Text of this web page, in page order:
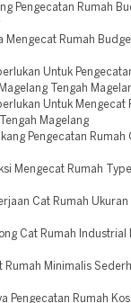
Pengecatan Rumah
Mengecat Rumah
Untuk
Tengah
Untuk Mengecat
Magelang
Pengecatan Rumah
Mengecat Rumah
Cat Rumah Ukuran
Cat Rumah Industrial
Rumah Minimalis
Pengecatan Rumah